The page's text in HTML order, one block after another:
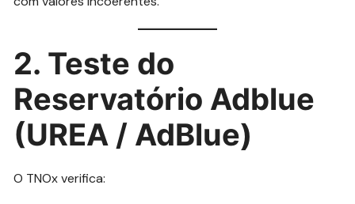
2. Teste do
Reservatório Adblue
(UREA / AdBlue)
O TNOx verifica: